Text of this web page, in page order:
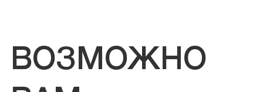
ВОЗМОЖНО